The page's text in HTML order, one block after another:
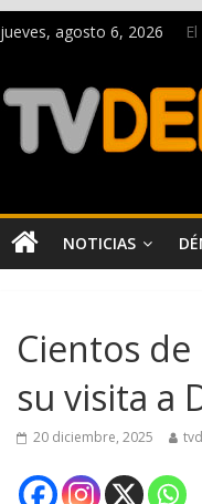
jueves, agosto 6, 2026
NOTICIAS
Cientos
su visita a
20 diciembre, 2025